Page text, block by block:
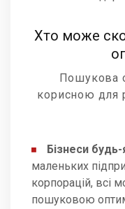
Хто може
Пошукова
корисною для
Бізнеси
маленьких
корпорацій, всі
пошуковою